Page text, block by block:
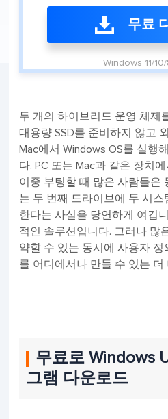
무료
Windows 11/
두 개의 하이브리드 운영 체제
대용량 SSD를 준비하지 않고
Mac에서 Windows OS를 실행
다. PC 또는 Mac과 같은 장치
이중 부팅할 때 많은 사람들은
는 두 번째 드라이브에 두 시
한다는 사실을 당연하게 여깁
적인 솔루션입니다. 그러나 많
약할 수 있는 동시에 사용자 정
를 어디에서나 만들 수 있는 더
무료로 Windows
그램 다운로드